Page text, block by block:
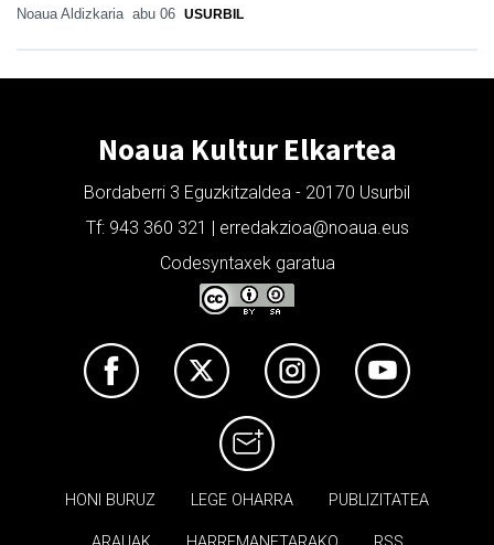
Noaua Aldizkaria abu 06 USURBIL
Noaua Kultur Elkartea
Bordaberri 3 Eguzkitzaldea - 20170 Usurbil
Tf: 943 360 321 | erredakzioa@noaua.eus
Codesyntaxek garatua
HONI BURUZ LEGE OHARRA PUBLIZITATEA